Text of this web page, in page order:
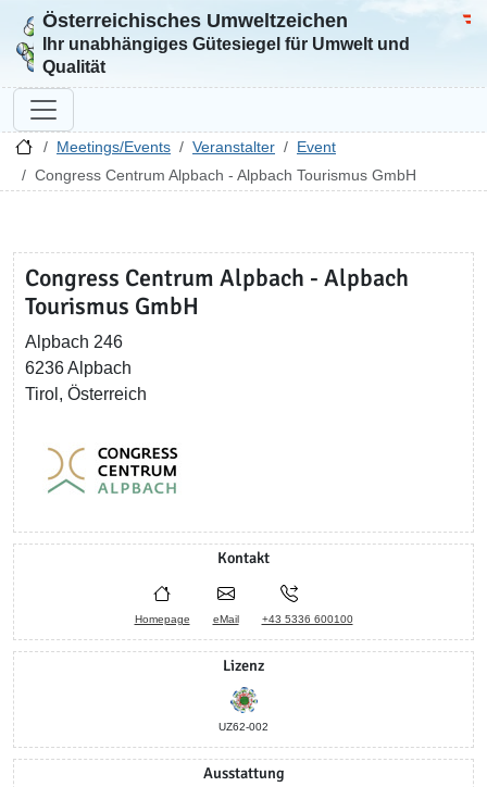
Zur Startseite
Österreichisches Umweltzeichen
Ihr unabhängiges Gütesiegel für Umwelt und
Qualität
Meetings/Events Veranstalter
Event
Congress Centrum Alpbach - Alpbach Tourismus GmbH
Congress Centrum Alpbach - Alpbach
Tourismus GmbH
Alpbach 246
6236 Alpbach
Tirol, Österreich
Kontakt
Homepage eMail +43 5336 600100
Lizenz
UZ62-002
Ausstattung